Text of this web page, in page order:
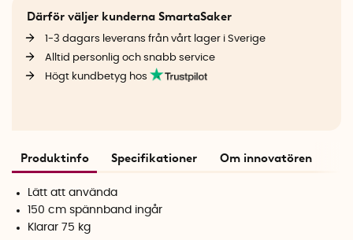
Därför väljer kunderna SmartaSaker
1-3 dagars leverans från vårt lager i Sverige
Alltid personlig och snabb service
Högt kundbetyg hos
Produktinfo Specifikationer Om innovatören
Lätt att använda
150 cm spännband ingår
Klarar 75 kg